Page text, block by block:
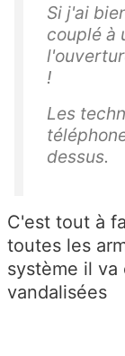
Si j'ai
couplé à
!
Les
dessus.
C'est tout à
toutes les
système il
vandalisées